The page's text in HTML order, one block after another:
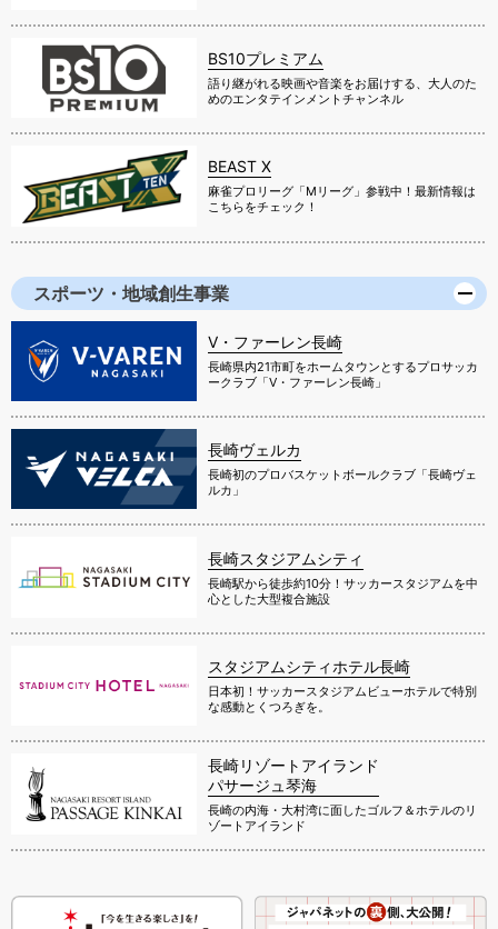
BS10プレミアム
語り継がれる映画や音楽をお届けする、大人のた
めのエンタテインメントチャンネル
BEAST X
麻雀プロリーグ「Mリーグ」参戦中！最新情報は
こちらをチェック！
スポーツ・地域創生事業
V・ファーレン長崎
長崎県内21市町をホームタウンとするプロサッカ
ークラブ「V・ファーレン長崎」
長崎ヴェルカ
長崎初のプロバスケットボールクラブ「長崎ヴェ
ルカ」
長崎スタジアムシティ
長崎駅から徒歩約10分！サッカースタジアムを中
心とした大型複合施設
スタジアムシティホテル長崎
日本初！サッカースタジアムビューホテルで特別
な感動とくつろぎを。
長崎リゾートアイランド
パサージュ琴海
長崎の内海・大村湾に面したゴルフ＆ホテルのリ
ゾートアイランド